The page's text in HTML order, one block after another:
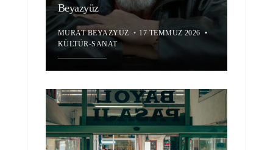
Beyazyüz
MURAT BEYAZYÜZ • 17 TEMMUZ 2026 •
KÜLTÜR-SANAT